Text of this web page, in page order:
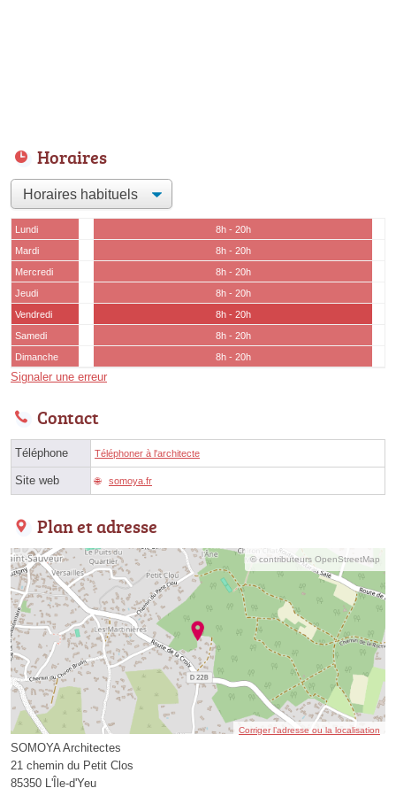
Horaires
Lundi
8h - 20h
Mardi
8h - 20h
Mercredi
8h - 20h
Jeudi
8h - 20h
Vendredi
8h - 20h
Samedi
8h - 20h
Dimanche
8h - 20h
Signaler une erreur
Contact
Téléphone Téléphoner à l'architecte
Site web somoya.fr
Plan et adresse
© contributeurs OpenStreetMap
Corriger l’adresse ou la localisation
SOMOYA Architectes
21 chemin du Petit Clos
85350 L'Île-d'Yeu